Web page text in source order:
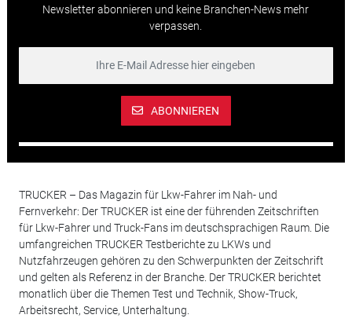
Newsletter abonnieren und keine Branchen-News mehr
verpassen.
ABONNIEREN
TRUCKER – Das Magazin für Lkw-Fahrer im Nah- und
Fernverkehr: Der TRUCKER ist eine der führenden Zeitschriften
für Lkw-Fahrer und Truck-Fans im deutschsprachigen Raum. Die
umfangreichen TRUCKER Testberichte zu LKWs und
Nutzfahrzeugen gehören zu den Schwerpunkten der Zeitschrift
und gelten als Referenz in der Branche. Der TRUCKER berichtet
monatlich über die Themen Test und Technik, Show-Truck,
Arbeitsrecht, Service, Unterhaltung.